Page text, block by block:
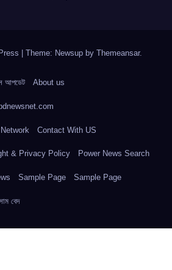
| Theme: Newsup by Themeansar.
আপডেট About us
Contact With US
& Privacy Policy Power News Search
Sample Page Sample Page
বেদ